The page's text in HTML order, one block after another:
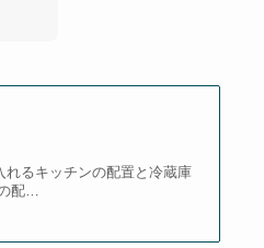
るキッチンの配置と冷蔵庫
配…